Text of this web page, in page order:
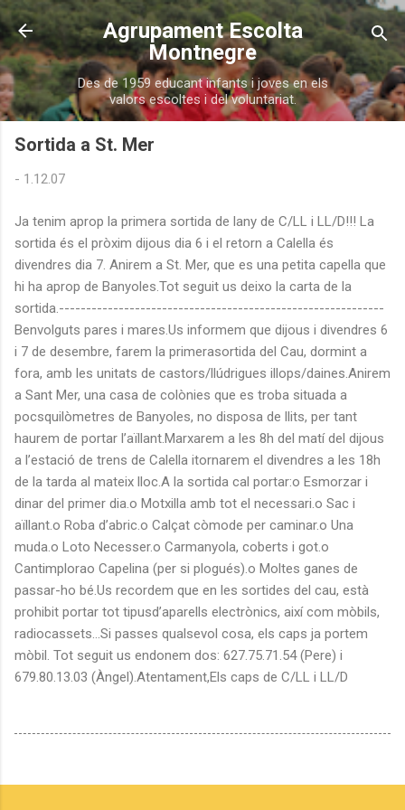
Salta al contingut principal
Agrupament Escolta
Montnegre
Des de 1959 educant infants i joves en els
valors escoltes i del voluntariat.
Sortida a St. Mer
- 1.12.07
Ja tenim aprop la primera sortida de lany de C/LL i LL/D!!! La
sortida és el pròxim dijous dia 6 i el retorn a Calella és
divendres dia 7. Anirem a St. Mer, que es una petita capella que
hi ha aprop de Banyoles.Tot seguit us deixo la carta de la
sortida.------------------------------------------------------------
Benvolguts pares i mares.Us informem que dijous i divendres 6
i 7 de desembre, farem la primerasortida del Cau, dormint a
fora, amb les unitats de castors/llúdrigues illops/daines.Anirem
a Sant Mer, una casa de colònies que es troba situada a
pocsquilòmetres de Banyoles, no disposa de llits, per tant
haurem de portar l’aïllant.Marxarem a les 8h del matí del dijous
a l’estació de trens de Calella itornarem el divendres a les 18h
de la tarda al mateix lloc.A la sortida cal portar:o Esmorzar i
dinar del primer dia.o Motxilla amb tot el necessari.o Sac i
aïllant.o Roba d’abric.o Calçat còmode per caminar.o Una
muda.o Loto Necesser.o Carmanyola, coberts i got.o
Cantimplorao Capelina (per si plogués).o Moltes ganes de
passar-ho bé.Us recordem que en les sortides del cau, està
prohibit portar tot tipusd’aparells electrònics, així com mòbils,
radiocassets...Si passes qualsevol cosa, els caps ja portem
mòbil. Tot seguit us endonem dos: 627.75.71.54 (Pere) i
679.80.13.03 (Àngel).Atentament,Els caps de C/LL i LL/D